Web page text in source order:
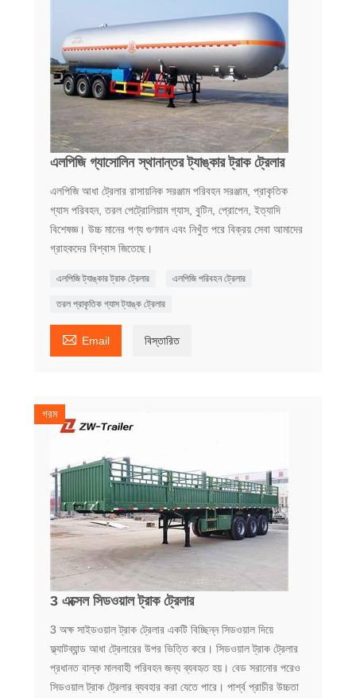
এলপিজি গ্যাসোলিন স্থানান্তর ট্যাঙ্কার ট্রাক ট্রেলার
এলপিজি আধা ট্রেলার রাসায়নিক সরঞ্জাম পরিবহন সরঞ্জাম, প্রাকৃতিক
গ্যাস পরিবহন, তরল পেট্রোলিয়াম গ্যাস, বুটিন, প্রোপেন, ইত্যাদি
বিশেষজ্ঞ। উচ্চ মানের পণ্য গুণমান এবং নিখুঁত পরে বিক্রয় সেবা আমাদের
গ্রাহকদের বিশ্বাস জিতেছে।
এলপিজি ট্যাঙ্কার ট্রাক ট্রেলার এলপিজি পরিবহন ট্রেলার
তরল প্রাকৃতিক গ্যাস ট্যাঙ্ক ট্রেলার
 Email বিস্তারিত
গরম
3 এক্সেল সিডওয়াল ট্রাক ট্রেলার
3 অক্ষ সাইডওয়াল ট্রাক ট্রেলার একটি বিচ্ছিন্ন সিডওয়াল দিয়ে
ফ্ল্যাটব্যান্ড আধা ট্রেলারের উপর ভিত্তি করে। সিডওয়াল ট্রাক ট্রেলার
প্রধানত বাল্ক মালবাহী পরিবহন জন্য ব্যবহৃত হয়। বেড সরানোর পরেও
সিডওয়াল ট্রাক ট্রেলার ব্যবহার করা যেতে পারে। পার্শ্ব প্রাচীর উচ্চতা